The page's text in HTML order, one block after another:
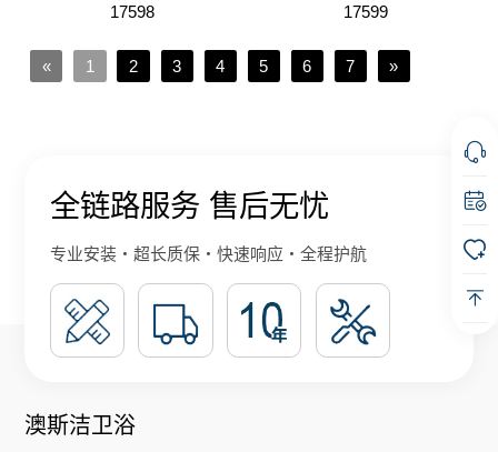
17598 17599
« 1 2 3 4 5 6 7 »
全链路服务 售后无忧
专业安装・超长质保・快速响应・全程护航
澳斯洁卫浴